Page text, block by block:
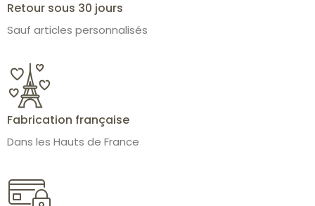
Retour sous 30 jours
Sauf articles personnalisés
Fabrication française
Dans les Hauts de France